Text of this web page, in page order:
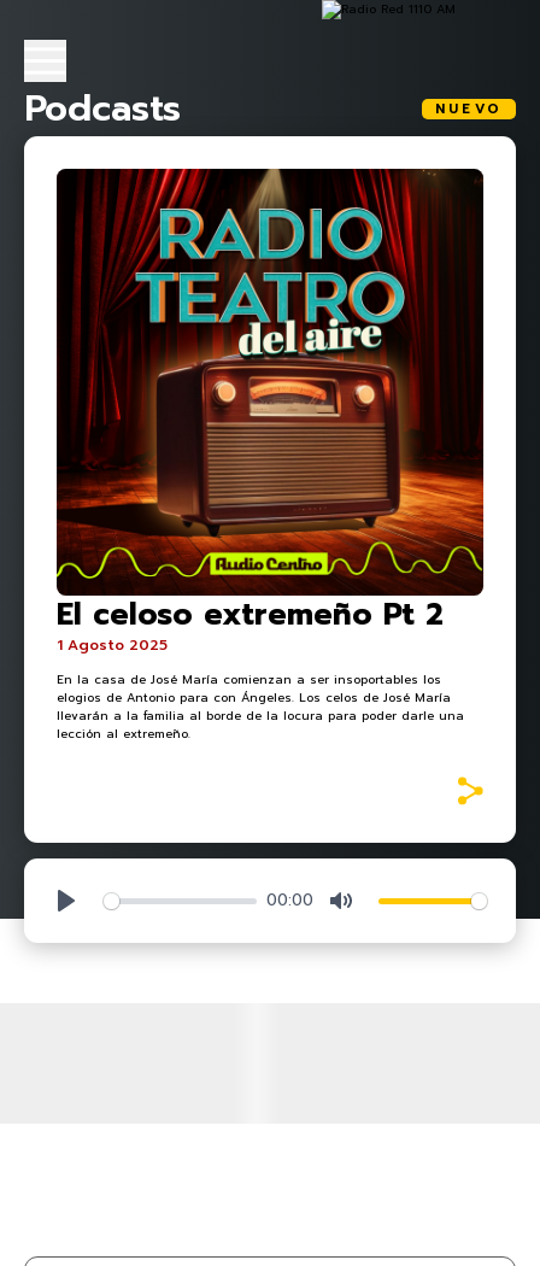
Podcasts NUEVO
El celoso extremeño Pt 2
1 Agosto 2025
En la casa de José María comienzan a ser insoportables los
elogios de Antonio para con Ángeles. Los celos de José María
llevarán a la familia al borde de la locura para poder darle una
lección al extremeño.
Play 00:00 Mute